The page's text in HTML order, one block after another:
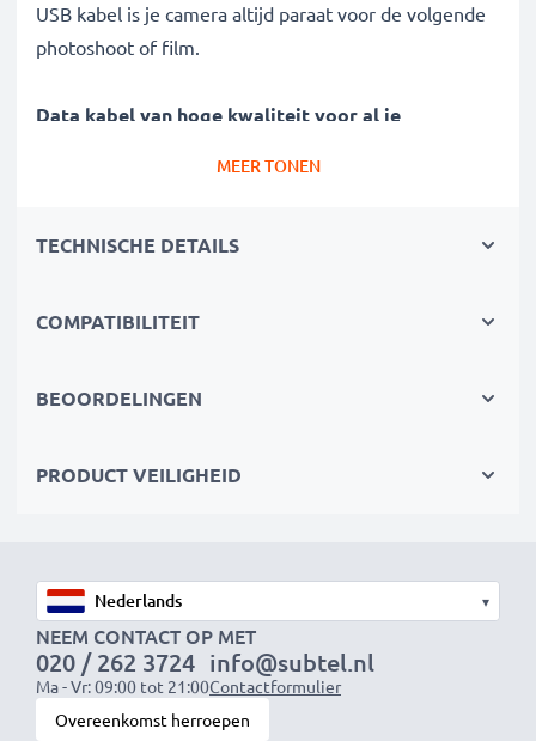
USB kabel is je camera altijd paraat voor de volgende
photoshoot of film.
Data kabel van hoge kwaliteit voor al je
gegevenssnelheden
kopiëren van foto's, video's & Raw Data
Aansluiting 1: Mini USB Stroomstekker
Aansluiting 2: USB A Connector
Versie : 2.0
Datasnelheid (max): 480 MBit/s - USB 2.0
Laadstroom: 1A
MEER TONEN
TECHNISCHE DETAILS
COMPATIBILITEIT
BEOORDELINGEN
PRODUCT VEILIGHEID
▾
NEEM CONTACT OP MET
020 / 262 3724
Ma - Vr: 09:00 tot 21:00
info@subtel.nl
Contactformulier
Overeenkomst herroepen